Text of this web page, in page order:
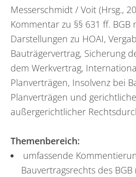
Messerschmidt / Voit (Hrsg.,
Kommentar zu §§ 631 ff. BGB
Darstellungen zu HOAI,
Bauträgervertrag, Sicherung
dem Werkvertrag,
Planverträgen, Insolvenz bei
Planverträgen und
außergerichtlicher
Themenbereich:
umfassende
Bauvertragsrechts des